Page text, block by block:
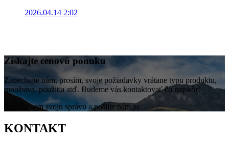
2026.04.14 2:02
Získajte cenovú ponuku
Zanechajte nám, prosím, svoje požiadavky vrátane typu produktu,
množstva, použitia atď. Budeme vás kontaktovať čo najskôr!
Napíšte sem svoju správu a pošlite nám ju
KONTAKT